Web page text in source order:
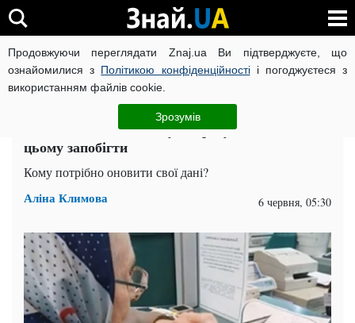
Продовжуючи переглядати Znaj.ua Ви підтверджуєте, що
ознайомилися з Політикою конфіденційностіі погоджуєтеся з
використанням файлів cookie.
Зрозумів
ВІЙНА РОСІЇ ПРОТИ УКРАЇНИ КОРОНАВІРУС В УКРАЇНІ
ЧИТАТЬ НА РУССКОМ
Пенсійні виплати можуть призупинити: як
цьому запобігти
Кому потрібно оновити свої дані?
Аліна Климова 6 червня, 05:30